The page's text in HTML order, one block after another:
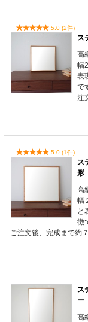
5.0 (2件)
ス
高
幅
表
で
注
5.0 (1件)
ス
形
高
幅
と
徴
ご注文後、完成まで約
ス
高